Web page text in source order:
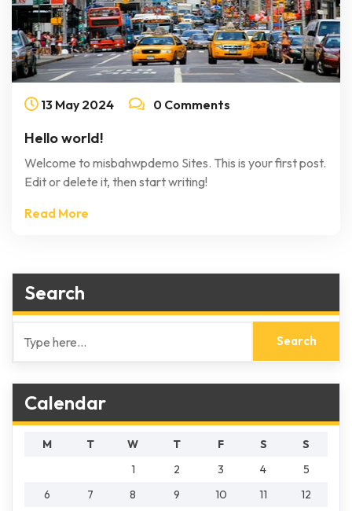
13 May 2024 0 Comments
Hello world!
Welcome to misbahwpdemo Sites. This is your first post.
Edit or delete it, then start writing!
Read More
Search
Calendar
M T W T F S
S
1
2 3 4
5
6
7 8 9 10 11
12